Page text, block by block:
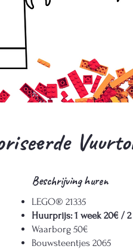
Beschrijvinghuren
LEGO® 21335
Huurprijs: 1 week 20€ /
Waarborg 50€
Bouwsteentjes 2065